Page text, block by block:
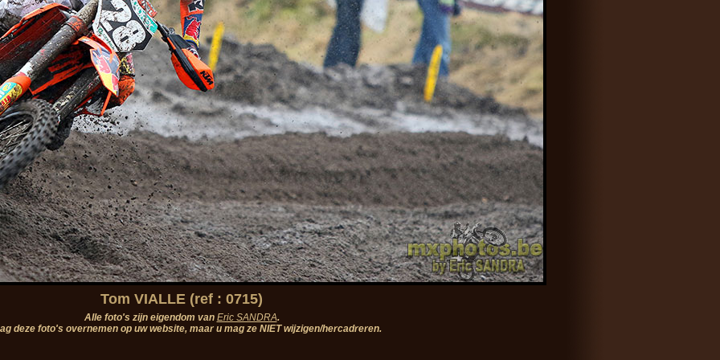
Tom VIALLE (ref : 0715)
Alle foto's zijn eigendom van Eric SANDRA.
deze foto's overnemen op uw website, maar u mag ze NIET wijzigen/hercadreren.